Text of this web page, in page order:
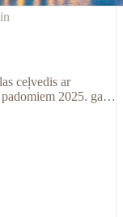
ceļvedis ar
2025. gada